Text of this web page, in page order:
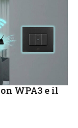
WPA3 e il